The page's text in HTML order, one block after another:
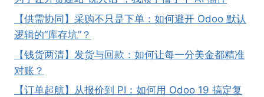
【供需协同】采购不只是下单：如何避开 Odoo 默认
逻辑的“库存坑”？
【钱货两清】发货与回款：如何让每一分美金都精准
对账？
【订单起航】从报价到 PI：如何用 Odoo 19 搞定复